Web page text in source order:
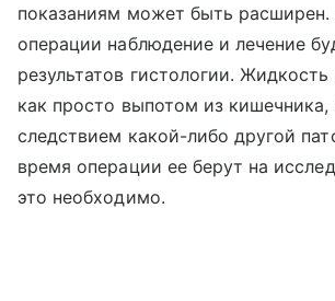
показаниям может быть
операции наблюдение и лечение
результатов гистологии.
как просто выпотом из кишечника,
следствием какой-либо другой
время операции ее берут на
это необходимо.